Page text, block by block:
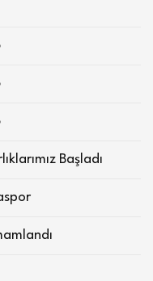
Başladı